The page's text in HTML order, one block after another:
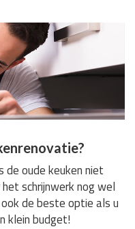
de oude keuken niet
schrijnwerk nog wel
de beste optie als u
klein budget!